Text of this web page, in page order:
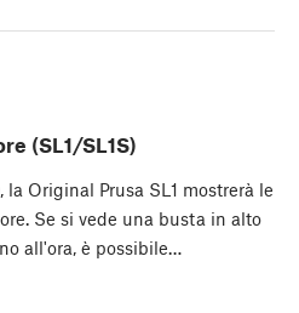
(SL1/SL1S)
Original Prusa SL1 mostrerà le
Se si vede una busta in alto
all'ora, è possibile…